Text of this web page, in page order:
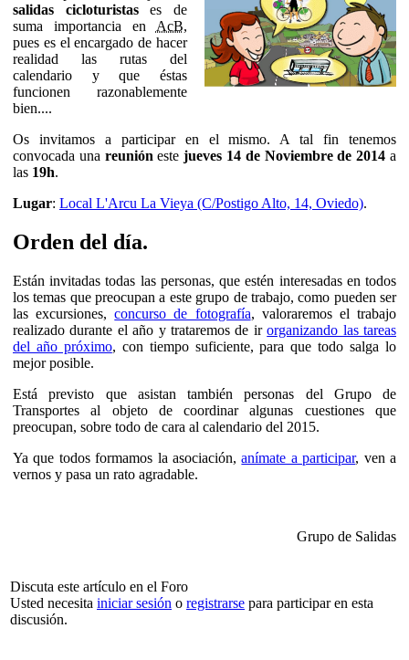
salidas cicloturistases de
suma importancia en AcB,
pues es el encargado de hacer
realidad las rutas del
calendario y que éstas
funcionen razonablemente
bien....
Os invitamos a participar en el mismo. A tal fin tenemos
convocada una reunión estejueves 14 de Noviembre de 2014 a
las 19h.
Lugar: Local L'Arcu La Vieya (C/Postigo Alto, 14, Oviedo).
Orden del día.
Están invitadas todas las personas, que estén interesadas en todos
los temas que preocupan a este grupo de trabajo, como pueden ser
las excursiones,concurso de fotografía, valoraremos el trabajo
realizado durante el año y trataremos de irorganizando las tareas
del año próximo, con tiempo suficiente, para que todo salga lo
mejor posible.
Está previsto que asistan también personas del Grupo de
Transportes al objeto de coordinar algunas cuestiones que
preocupan, sobre todo de cara al calendario del 2015.
Ya que todos formamos la asociación,anímate a participar, ven a
vernos y pasa un rato agradable.
Grupo de Salidas
Discuta este artículo en el Foro
Usted necesita iniciar sesión o registrarse para participar en esta
discusión.